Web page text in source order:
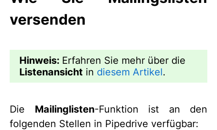
versenden
Hinweis: Erfahren Sie mehr über die
Listenansicht in diesem Artikel.
Die Mailinglisten-Funktion ist an den
folgenden Stellen in Pipedrive verfügbar: